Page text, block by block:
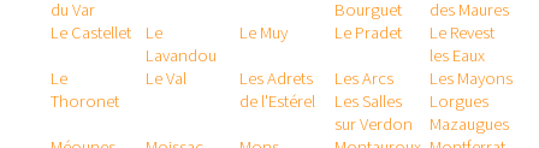
du Var
Bourguet
des Maures
Le Castellet
Le
Lavandou
Le Muy Le Pradet
Le Revest
les Eaux
Le
Thoronet
Le Val
Les Adrets
de l'Estérel
Les Arcs
Les Mayons
Les Salles
sur Verdon
Lorgues
Mazaugues